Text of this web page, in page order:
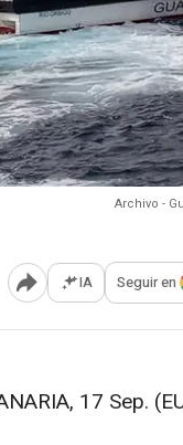
Archivo -
Abrir opciones
IA Seguir en
17 Sep.